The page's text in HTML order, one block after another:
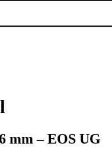
mm – EOS UG